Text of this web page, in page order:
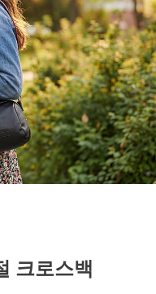
크로스백